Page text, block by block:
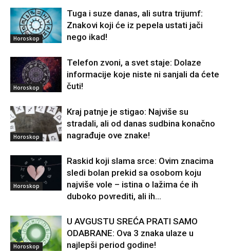
Horoskop
Tuga i suze danas, ali sutra trijumf:
Znakovi koji će iz pepela ustati jači
nego ikad!
Horoskop
Telefon zvoni, a svet staje: Dolaze
informacije koje niste ni sanjali da ćete
čuti!
Horoskop
Kraj patnje je stigao: Najviše su
stradali, ali od danas sudbina konačno
nagrađuje ove znake!
Horoskop
Raskid koji slama srce: Ovim znacima
sledi bolan prekid sa osobom koju
najviše vole – istina o lažima će ih
duboko povrediti, ali ih...
Horoskop
U AVGUSTU SREĆA PRATI SAMO
ODABRANE: Ova 3 znaka ulaze u
najlepši period godine!